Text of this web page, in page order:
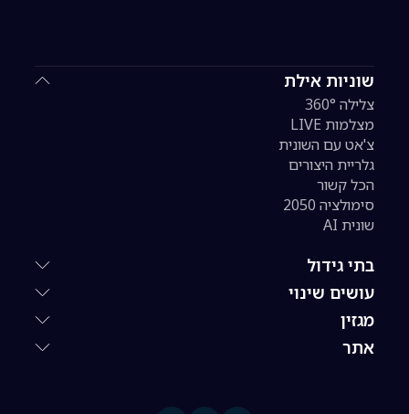
שוניות אילת
צלילה 360°
מצלמות LIVE
צ'אט עם השונית
גלריית היצורים
הכל קשור
סימולציה 2050
שונית AI
בתי גידול
עושים שינוי
מגזין
אתר